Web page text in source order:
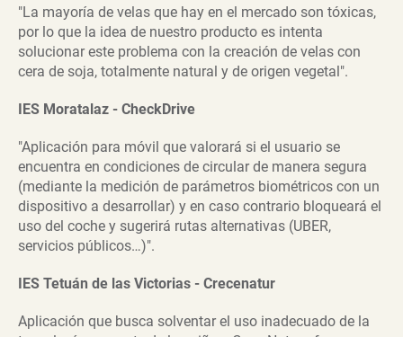
"La mayoría de velas que hay en el mercado son tóxicas,
por lo que la idea de nuestro producto es intenta
solucionar este problema con la creación de velas con
cera de soja, totalmente natural y de origen vegetal".
IES Moratalaz - CheckDrive
"Aplicación para móvil que valorará si el usuario se
encuentra en condiciones de circular de manera segura
(mediante la medición de parámetros biométricos con un
dispositivo a desarrollar) y en caso contrario bloqueará el
uso del coche y sugerirá rutas alternativas (UBER,
servicios públicos…)".
IES Tetuán de las Victorias - Crecenatur
Aplicación que busca solventar el uso inadecuado de la